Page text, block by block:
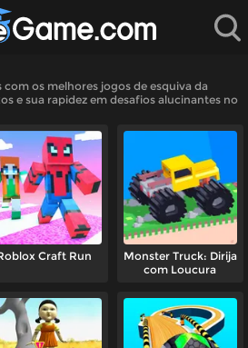
os melhores jogos de esquiva da
e sua rapidez em desafios alucinantes no
Craft Run
Monster Truck: Dirija
com Loucura